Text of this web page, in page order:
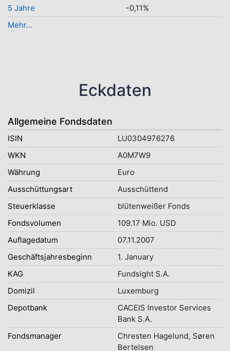
5 Jahre
-0,11%
Mehr...
Eckdaten
Allgemeine Fondsdaten
ISIN
LU0304976276
WKN
A0M7W9
Währung
Euro
Ausschüttungsart
Ausschüttend
Steuerklasse
blütenweißer Fonds
Fondsvolumen
109.17 Mio. USD
Auflagedatum
07.11.2007
Geschäftsjahresbeginn
1. January
KAG
Fundsight S.A.
Domizil
Luxemburg
Depotbank
CACEIS Investor Services
Bank S.A.
Fondsmanager
Chresten Hagelund, Søren
Bertelsen